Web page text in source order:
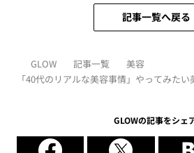
記事一覧へ戻る
GLOW 記事一覧
美容
「40代のリアルな美容事情」やってみた
GLOWの記事をシェ